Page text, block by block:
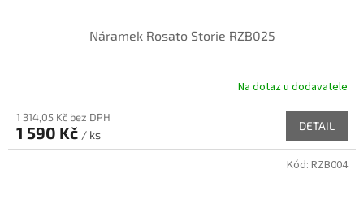
Náramek Rosato Storie RZB025
Na dotaz u dodavatele
1 314,05 Kč bez DPH
1 590 Kč / ks
DETAIL
Kód: RZB004